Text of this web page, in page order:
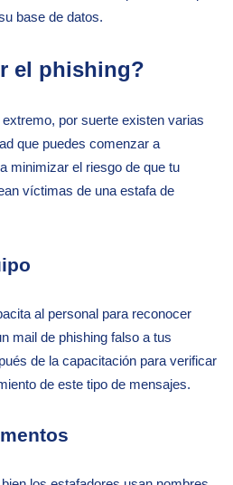
base de datos.
el phishing?
por suerte existen varias
que puedes comenzar a
minimizar el riesgo de que tu
víctimas de una estafa de
al personal para reconocer
mail de phishing falso a tus
de la capacitación para verificar
de este tipo de mensajes.